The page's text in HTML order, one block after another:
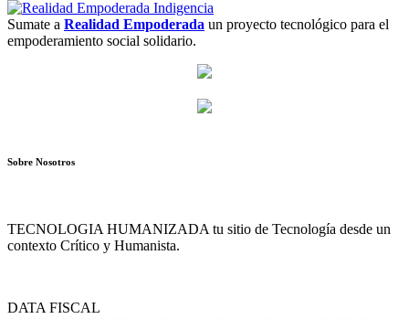
Sumate a Realidad Empoderada un proyecto tecnológico para el
empoderamiento social solidario.
Sobre Nosotros
TECNOLOGIA HUMANIZADA tu sitio de Tecnología desde un
contexto Crítico y Humanista.
DATA FISCAL